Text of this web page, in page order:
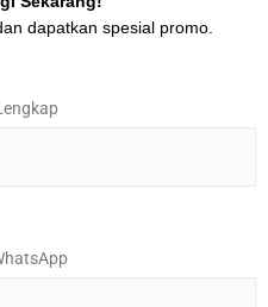
dapatkan spesial promo.